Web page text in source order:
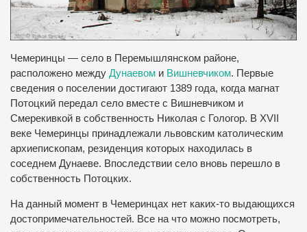
Чемеринцы — село в Перемышлянском районе,
расположено между Дунаевом и Вишневчиком. Первые
сведения о поселении достигают 1389 года, когда магнат
Потоцкий передал село вместе с Вишневчиком и
Смерекивкой в собственность Николая с Гологор. В XVII
веке Чемеринцы принадлежали львовским католическим
архиепископам, резиденция которых находилась в
соседнем Дунаеве. Впоследствии село вновь перешло в
собственность Потоцких.
На данный момент в Чемеринцах нет каких-то выдающихся
достопримечательностей. Все на что можно посмотреть,